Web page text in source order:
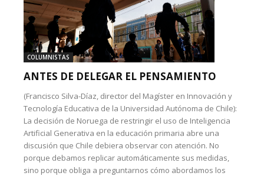
COLUMNISTAS
ANTES DE DELEGAR EL PENSAMIENTO
(Francisco Silva-Díaz, director del Magíster en Innovación y
Tecnología Educativa de la Universidad Autónoma de Chile):
La decisión de Noruega de restringir el uso de Inteligencia
Artificial Generativa en la educación primaria abre una
discusión que Chile debiera observar con atención. No
porque debamos replicar automáticamente sus medidas,
sino porque obliga a preguntarnos cómo abordamos los